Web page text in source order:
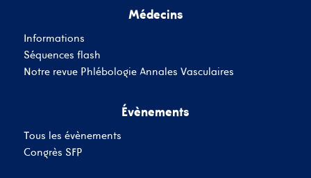
Médecins
Informations
Séquences flash
Notre revue Phlébologie Annales Vasculaires
Évènements
Tous les évènements
Congrès SFP
SE CONNECTER
Inscrivez-Vous